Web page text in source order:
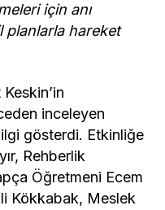
için anı
planlarla hareket
inceleyen
gösterdi. Etkinliğe
Rehberlik
Öğretmeni Ecem
Kökkabak, Meslek